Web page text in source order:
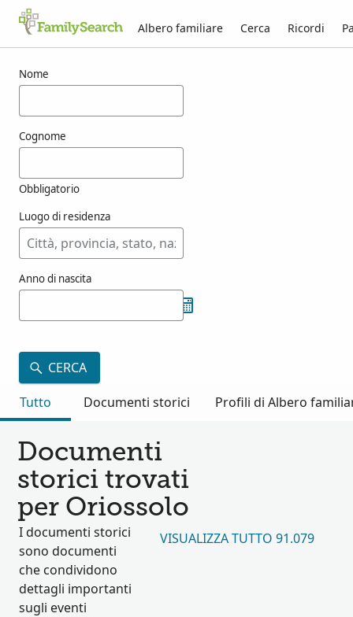
Albero familiare Cerca Ricordi
Nome
Cognome
Obbligatorio
Luogo di residenza
Anno di nascita
CERCA
Tutto
Documenti storici Profili di Albero
Documenti
storici trovati
per Oriossolo
I documenti storici
sono documenti
che condividono
dettagli importanti
sugli eventi
VISUALIZZA TUTTO 91.079